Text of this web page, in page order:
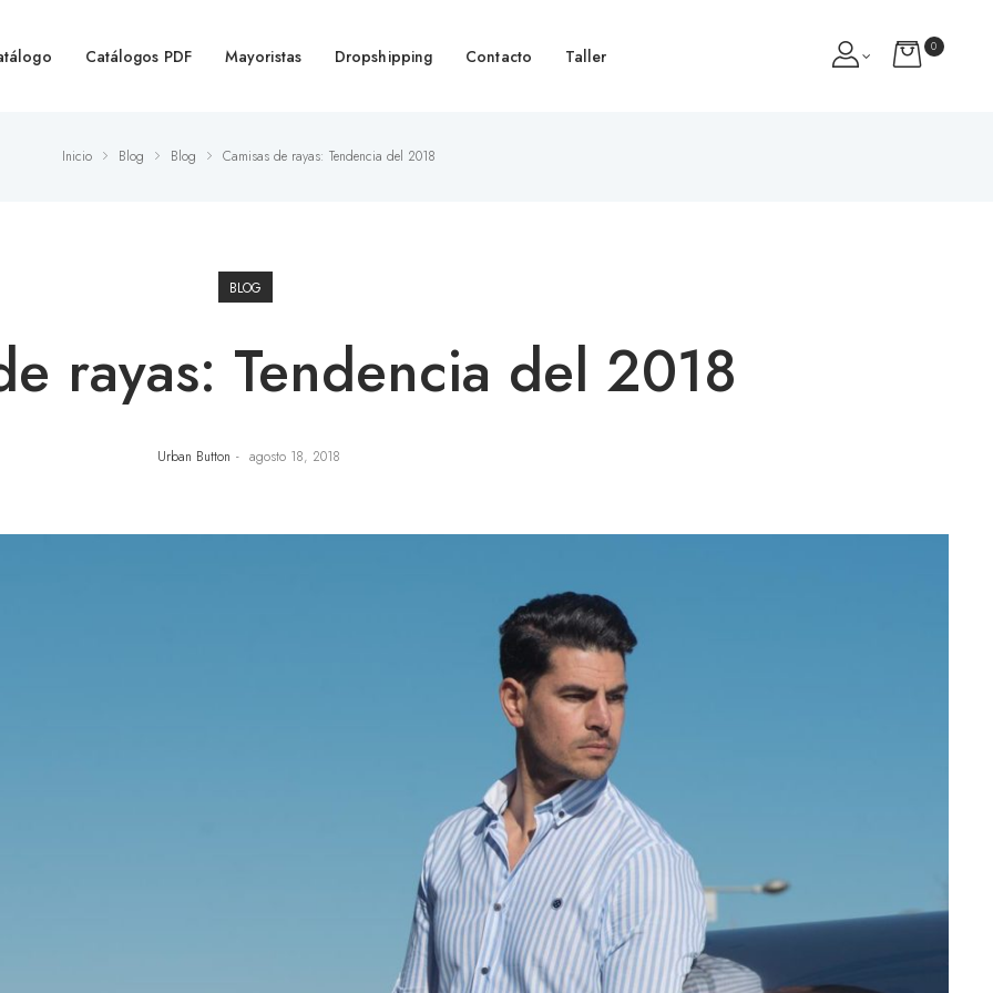
Catálogos PDF Mayoristas Dropshipping Contacto Taller 0
Inicio Blog Blog Camisas de rayas: Tendencia del 2018
BLOG
rayas: Tendencia del 2018
Urban Button agosto 18, 2018